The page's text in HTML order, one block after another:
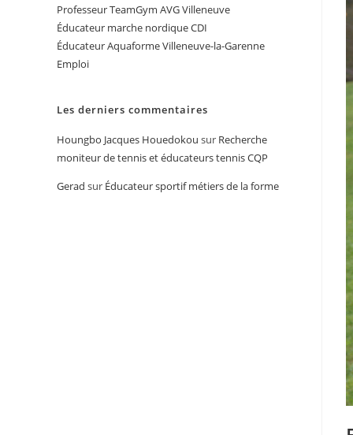
Professeur TeamGym AVG Villeneuve
Éducateur marche nordique CDI
Éducateur Aquaforme Villeneuve-la-Garenne
Emploi
Les derniers commentaires
Houngbo Jacques Houedokou sur Recherche
moniteur de tennis et éducateurs tennis CQP
Gerad sur Éducateur sportif métiers de la forme